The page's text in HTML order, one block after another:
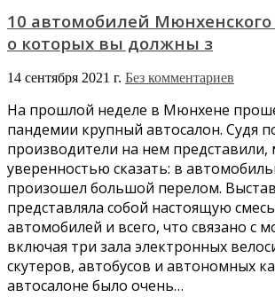
10 автомобилей Мюнхенского
о которых вы должны з
14 сентября 2021 г. Без комментариев
На прошлой неделе в Мюнхене
пандемии крупный автосалон. Судя
производители на нем представили,
уверенностью сказать: в
произошел большой перелом.
представляла собой настоящую
автомобилей и всего, что связано с
включая три зала электронных
скутеров, автобусов и автономных
автосалоне было очень…